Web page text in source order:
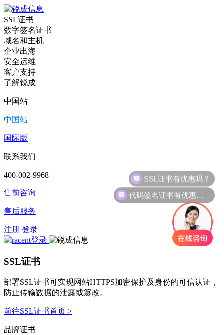
SSL证书
数字签名证书
域名和主机
企业出海
安全运维
客户支持
了解锐成
中国站
中国站
国际版
联系我们
400-002-9968
售前咨询
售后服务
注册 登录
SSL证书
部署SSL证书可实现网站HTTPS加密保护及身份的可信认证，
防止传输数据的泄露或篡改。
前往SSL证书首页 >
品牌证书
代码签名证书有优惠吗？